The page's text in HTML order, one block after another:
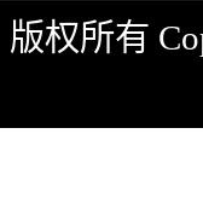
版权所有